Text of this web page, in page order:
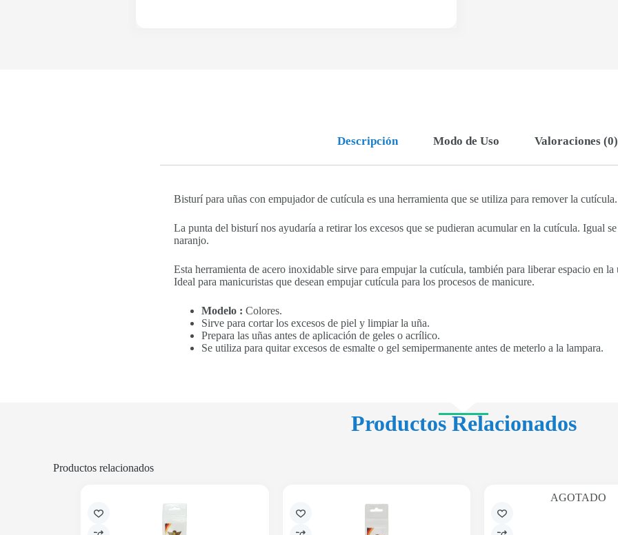
Descripción Modo de Uso Valoraciones (0)
Bisturí para uñas con empujador de cutícula es una herramienta que se utiliza para remover la cutícula.
La punta del bisturí nos ayudaría a retirar los excesos que se pudieran acumular en la cutícula. Igual
naranjo.
Esta herramienta de acero inoxidable sirve para empujar la cutícula, también para liberar espacio en
Ideal para manicuristas que desean empujar cutícula para los procesos de manicure.
Modelo : Colores.
Sirve para cortar los excesos de piel y limpiar la uña.
Prepara las uñas antes de aplicación de geles o acrílico.
Se utiliza para quitar excesos de esmalte o gel semipermanente antes de meterlo a la lampara.
Productos Relacionados
Productos relacionados
AGOTADO